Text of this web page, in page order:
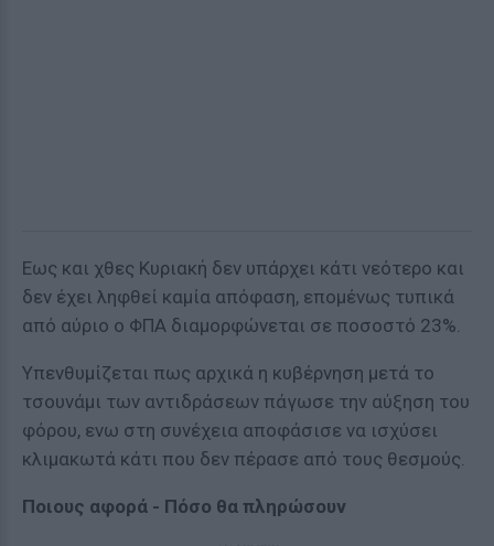
Εως και χθες Κυριακή δεν υπάρχει κάτι νεότερο και
δεν έχει ληφθεί καμία απόφαση, επομένως τυπικά
από αύριο ο ΦΠΑ διαμορφώνεται σε ποσοστό 23%.
Υπενθυμίζεται πως αρχικά η κυβέρνηση μετά το
τσουνάμι των αντιδράσεων πάγωσε την αύξηση του
φόρου, ενω στη συνέχεια αποφάσισε να ισχύσει
κλιμακωτά κάτι που δεν πέρασε από τους θεσμούς.
Ποιους αφορά - Πόσο θα πληρώσουν